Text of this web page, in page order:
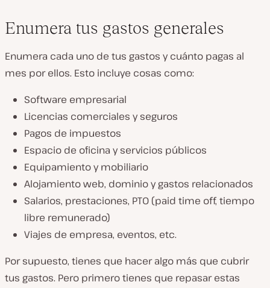
Enumera tus gastos generales
Enumera cada uno de tus gastos y cuánto pagas al
mes por ellos. Esto incluye cosas como:
Software empresarial
Licencias comerciales y seguros
Pagos de impuestos
Espacio de oficina y servicios públicos
Equipamiento y mobiliario
Alojamiento web, dominio y gastos relacionados
Salarios, prestaciones, PTO (paid time off, tiempo
libre remunerado)
Viajes de empresa, eventos, etc.
Por supuesto, tienes que hacer algo más que cubrir
tus gastos. Pero primero tienes que repasar estas